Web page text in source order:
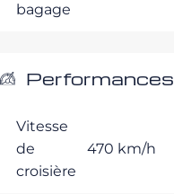
bagage
Performances
Vitesse
de
croisière
470 km/h